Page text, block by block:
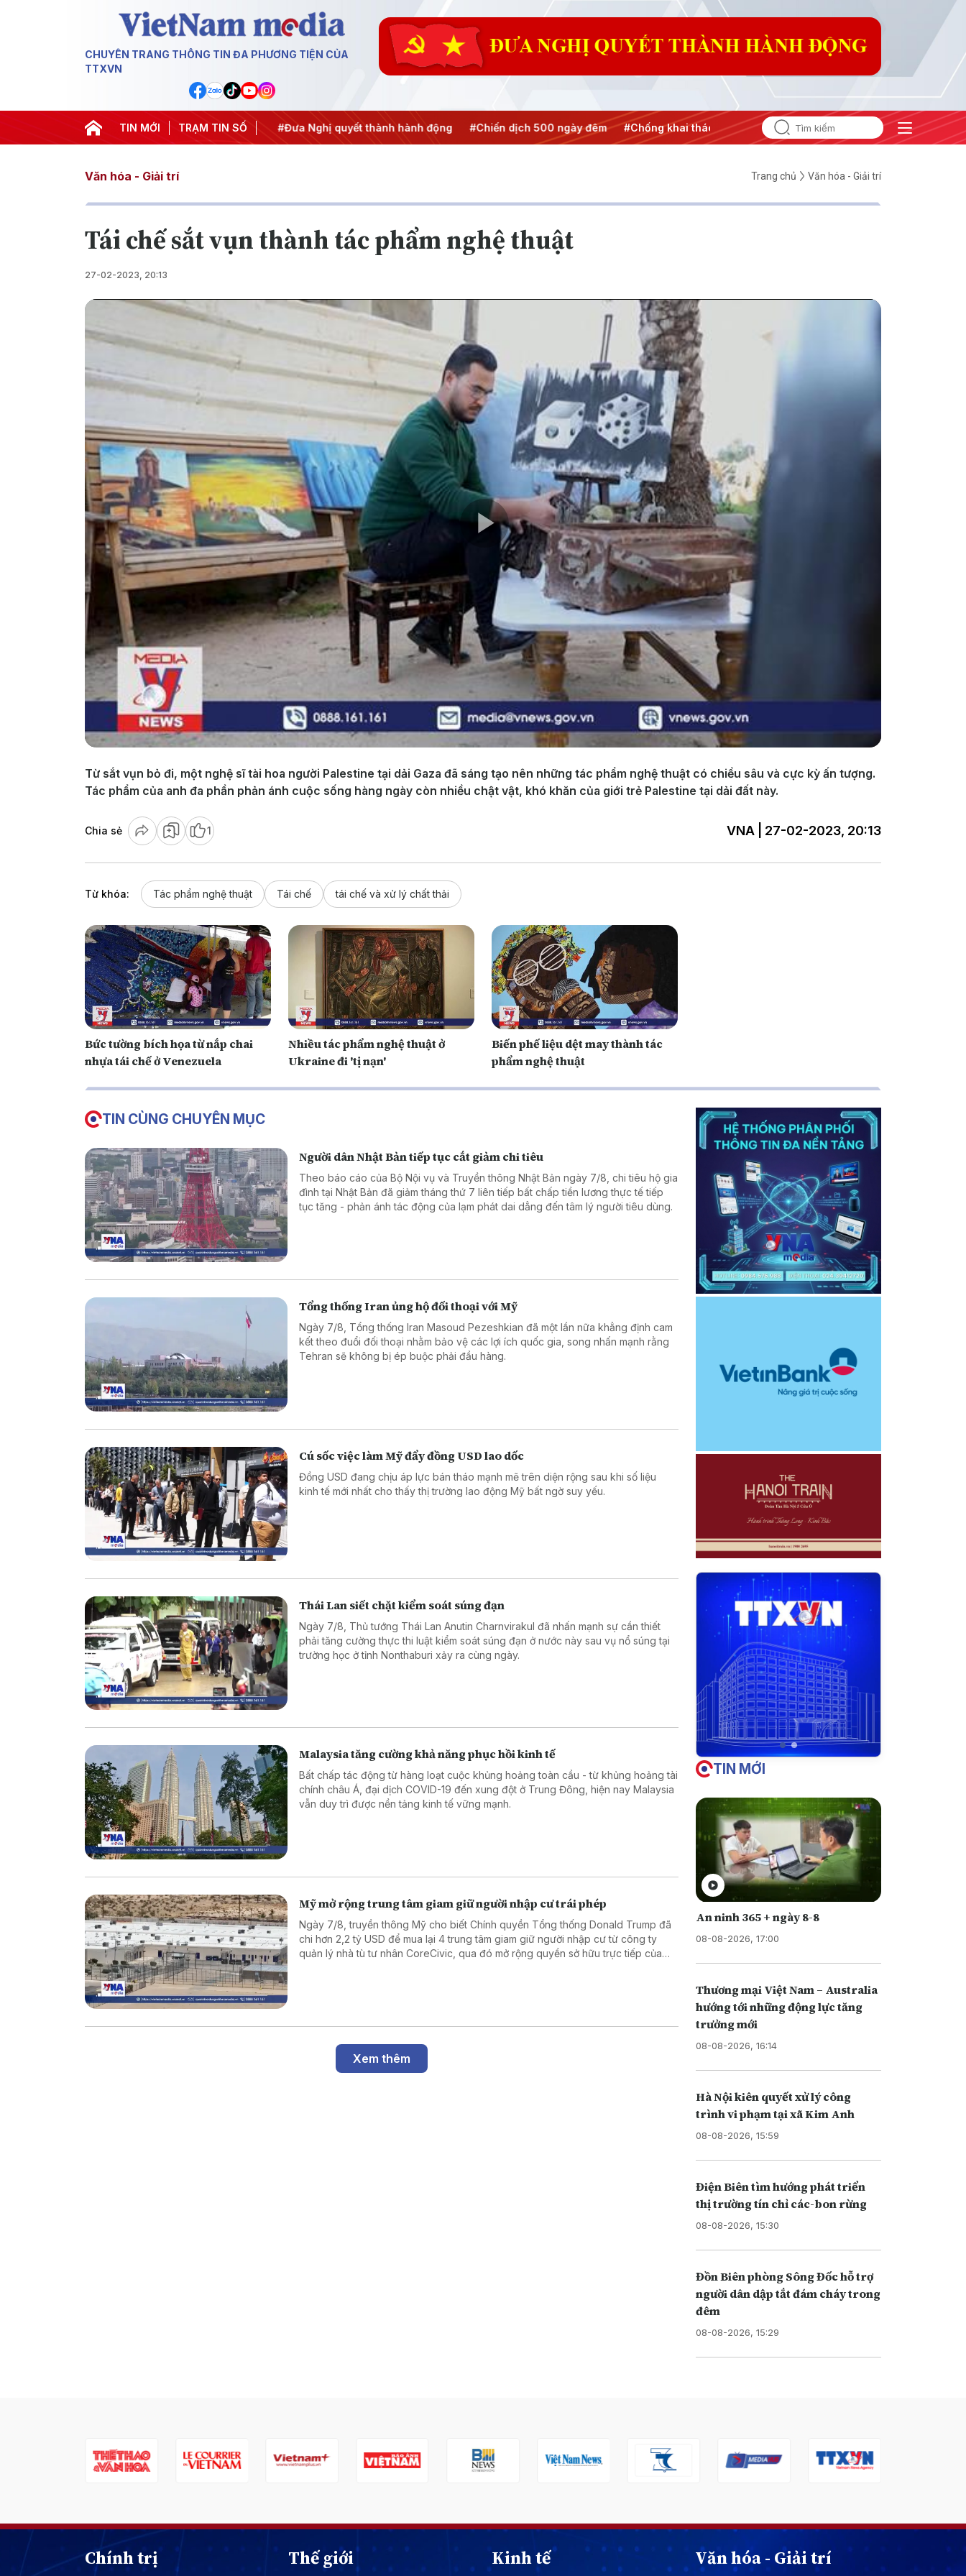
CHUYÊN TRANG THÔNG TIN ĐA PHƯƠNG TIỆN CỦA
TTXVN
TIN MỚI TRẠM TIN SỐ
#Hội nghị Trung ương 3 #APEC 2027 #Đưa Nghị quyết thành hành động #Chiến dịch 500 ngày đêm #Chống khai thác IUU #Căng thẳng Trung Đông #An ninh năng
Văn hóa - Giải trí Trang chủ Văn hóa - Giải trí
Tái chế sắt vụn thành tác phẩm nghệ thuật
27-02-2023, 20:13
Play
Video
Từ sắt vụn bỏ đi, một nghệ sĩ tài hoa người Palestine tại dải Gaza đã sáng tạo nên những tác phẩm nghệ thuật có chiều sâu và cực kỳ ấn tượng.
Tác phẩm của anh đa phần phản ánh cuộc sống hàng ngày còn nhiều chật vật, khó khăn của giới trẻ Palestine tại dải đất này.
Chia sẻ 1 VNA | 27-02-2023, 20:13
Từ khóa: Tác phẩm nghệ thuật Tái chế tái chế và xử lý chất thải
Bức tường bích họa từ nắp chai
nhựa tái chế ở Venezuela
Nhiều tác phẩm nghệ thuật ở
Ukraine đi 'tị nạn'
Biến phế liệu dệt may thành tác
phẩm nghệ thuật
TIN CÙNG CHUYÊN MỤC
Người dân Nhật Bản tiếp tục cắt giảm chi tiêu
Theo báo cáo của Bộ Nội vụ và Truyền thông Nhật Bản ngày 7/8, chi tiêu hộ gia
đình tại Nhật Bản đã giảm tháng thứ 7 liên tiếp bất chấp tiền lương thực tế tiếp
tục tăng - phản ánh tác động của lạm phát dai dẳng đến tâm lý người tiêu dùng.
Tổng thống Iran ủng hộ đối thoại với Mỹ
Ngày 7/8, Tổng thống Iran Masoud Pezeshkian đã một lần nữa khẳng định cam
kết theo đuổi đối thoại nhằm bảo vệ các lợi ích quốc gia, song nhấn mạnh rằng
Tehran sẽ không bị ép buộc phải đầu hàng.
Cú sốc việc làm Mỹ đẩy đồng USD lao dốc
Đồng USD đang chịu áp lực bán tháo mạnh mẽ trên diện rộng sau khi số liệu
kinh tế mới nhất cho thấy thị trường lao động Mỹ bất ngờ suy yếu.
Thái Lan siết chặt kiểm soát súng đạn
Ngày 7/8, Thủ tướng Thái Lan Anutin Charnvirakul đã nhấn mạnh sự cần thiết
phải tăng cường thực thi luật kiểm soát súng đạn ở nước này sau vụ nổ súng tại
trường học ở tỉnh Nonthaburi xảy ra cùng ngày.
Malaysia tăng cường khả năng phục hồi kinh tế
Bất chấp tác động từ hàng loạt cuộc khủng hoảng toàn cầu - từ khủng hoảng tài
chính châu Á, đại dịch COVID-19 đến xung đột ở Trung Đông, hiện nay Malaysia
vẫn duy trì được nền tảng kinh tế vững mạnh.
Mỹ mở rộng trung tâm giam giữ người nhập cư trái phép
Ngày 7/8, truyền thông Mỹ cho biết Chính quyền Tổng thống Donald Trump đã
chi hơn 2,2 tỷ USD để mua lại 4 trung tâm giam giữ người nhập cư từ công ty
quản lý nhà tù tư nhân CoreCivic, qua đó mở rộng quyền sở hữu trực tiếp của
Xem thêm
TIN MỚI
An ninh 365 + ngày 8-8
08-08-2026, 17:00
Thương mại Việt Nam – Australia
hướng tới những động lực tăng
trưởng mới
08-08-2026, 16:14
Hà Nội kiên quyết xử lý công
trình vi phạm tại xã Kim Anh
08-08-2026, 15:59
Điện Biên tìm hướng phát triển
thị trường tín chỉ các-bon rừng
08-08-2026, 15:30
Đồn Biên phòng Sông Đốc hỗ trợ
người dân dập tắt đám cháy trong
đêm
08-08-2026, 15:29
Chính trị Thế giới Kinh tế Văn hóa - Giải trí